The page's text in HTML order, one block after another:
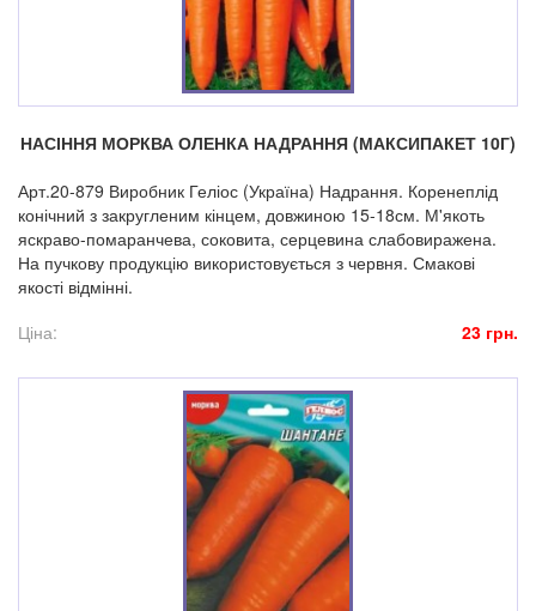
НАСІННЯ МОРКВА ОЛЕНКА НАДРАННЯ (МАКСИПАКЕТ 10Г)
Арт.20-879 Виробник Геліос (Україна) Надрання. Коренеплід
конічний з закругленим кінцем, довжиною 15-18см. М'якоть
яскраво-помаранчева, соковита, серцевина слабовиражена.
На пучкову продукцію використовується з червня. Смакові
якості відмінні.
Ціна:
23 грн.